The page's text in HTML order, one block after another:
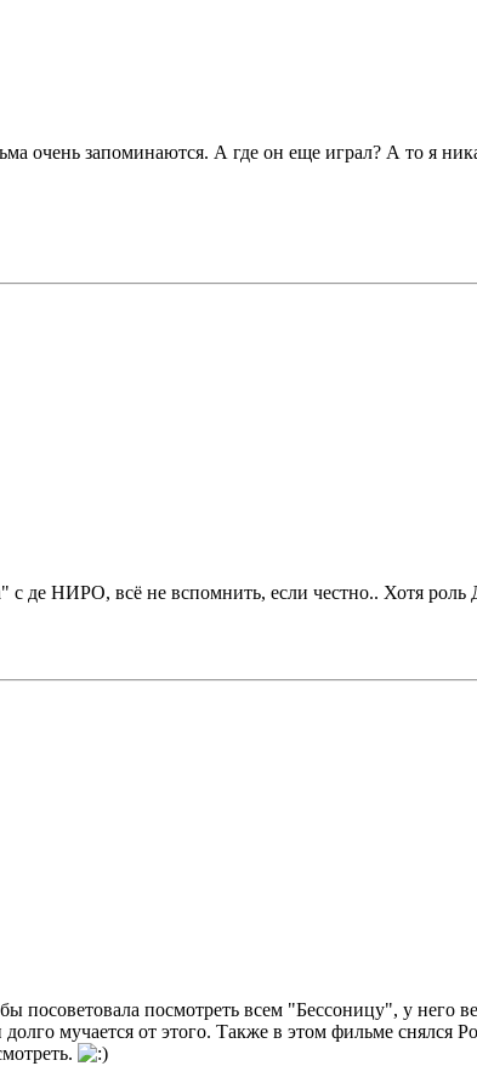
очень запоминаются. А где он еще играл? А то я
де НИРО, всё не вспомнить, если честно.. Хотя роль
посмотреть всем "Бессоницу", у него
мучается от этого. Также в этом фильме снялся